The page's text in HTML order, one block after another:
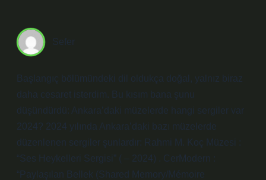
Sefer
Başlangıç bölümündeki dil oldukça doğal, yalnız biraz
daha cesaret isterdim. Bu kısım bana şunu
düşündürdü: Ankara’daki müzelerde hangi sergiler var
2024? 2024 yılında Ankara’daki bazı müzelerde
düzenlenen sergiler şunlardır: Rahmi M. Koç Müzesi :
“Ses Heykelleri Sergisi” ( – 2024) . CerModern :
“Paylaşılan Bellek (Shared Memory/Mémoire